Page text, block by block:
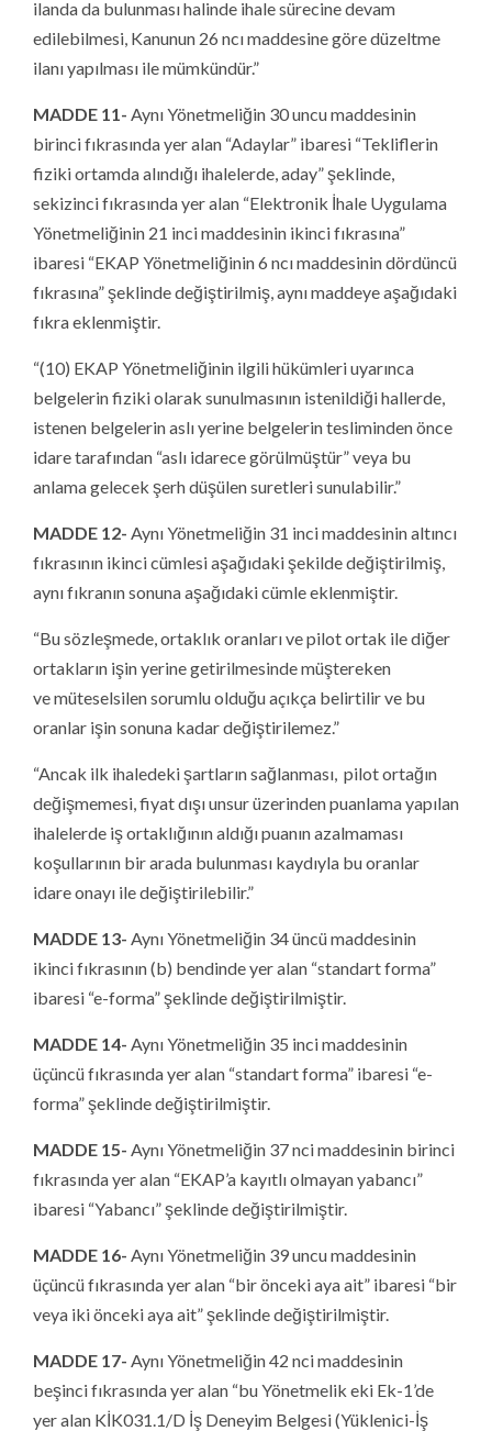
ilanda da bulunması halinde ihale sürecine devam
edilebilmesi, Kanunun 26 ncı maddesine göre düzeltme
ilanı yapılması ile mümkündür.”
MADDE 11- Aynı Yönetmeliğin 30 uncu maddesinin
birinci fıkrasında yer alan “Adaylar” ibaresi “Tekliflerin
fiziki ortamda alındığı ihalelerde, aday” şeklinde,
sekizinci fıkrasında yer alan “Elektronik İhale Uygulama
Yönetmeliğinin 21 inci maddesinin ikinci fıkrasına”
ibaresi “EKAP Yönetmeliğinin 6 ncı maddesinin dördüncü
fıkrasına” şeklinde değiştirilmiş, aynı maddeye aşağıdaki
fıkra eklenmiştir.
“(10) EKAP Yönetmeliğinin ilgili hükümleri uyarınca
belgelerin fiziki olarak sunulmasının istenildiği hallerde,
istenen belgelerin aslı yerine belgelerin tesliminden önce
idare tarafından “aslı idarece görülmüştür” veya bu
anlama gelecek şerh düşülen suretleri sunulabilir.”
MADDE 12- Aynı Yönetmeliğin 31 inci maddesinin altıncı
fıkrasının ikinci cümlesi aşağıdaki şekilde değiştirilmiş,
aynı fıkranın sonuna aşağıdaki cümle eklenmiştir.
“Bu sözleşmede, ortaklık oranları ve pilot ortak ile diğer
ortakların işin yerine getirilmesinde müştereken
ve müteselsilen sorumlu olduğu açıkça belirtilir ve bu
oranlar işin sonuna kadar değiştirilemez.”
“Ancak ilk ihaledeki şartların sağlanması, pilot ortağın
değişmemesi, fiyat dışı unsur üzerinden puanlama yapılan
ihalelerde iş ortaklığının aldığı puanın azalmaması
koşullarının bir arada bulunması kaydıyla bu oranlar
idare onayı ile değiştirilebilir.”
MADDE 13- Aynı Yönetmeliğin 34 üncü maddesinin
ikinci fıkrasının (b) bendinde yer alan “standart forma”
ibaresi “e-forma” şeklinde değiştirilmiştir.
MADDE 14- Aynı Yönetmeliğin 35 inci maddesinin
üçüncü fıkrasında yer alan “standart forma” ibaresi “e-
forma” şeklinde değiştirilmiştir.
MADDE 15- Aynı Yönetmeliğin 37 nci maddesinin birinci
fıkrasında yer alan “EKAP’a kayıtlı olmayan yabancı”
ibaresi “Yabancı” şeklinde değiştirilmiştir.
MADDE 16- Aynı Yönetmeliğin 39 uncu maddesinin
üçüncü fıkrasında yer alan “bir önceki aya ait” ibaresi “bir
veya iki önceki aya ait” şeklinde değiştirilmiştir.
MADDE 17- Aynı Yönetmeliğin 42 nci maddesinin
beşinci fıkrasında yer alan “bu Yönetmelik eki Ek-1’de
yer alan KİK031.1/D İş Deneyim Belgesi (Yüklenici-İş